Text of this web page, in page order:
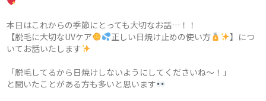
本日はこれからの季節にとっても大切なお話…！！
【脱毛に大切なUVケア
正しい日焼け止めの使い方
】につ
いてお話いたします
「脱毛してるから日焼けしないようにしてくださいね〜！」
と聞いたことがある方も多いと思います